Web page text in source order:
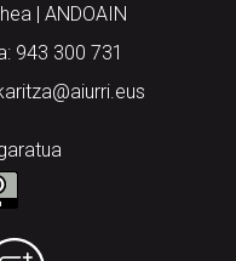
| ANDOAIN
943 300 731